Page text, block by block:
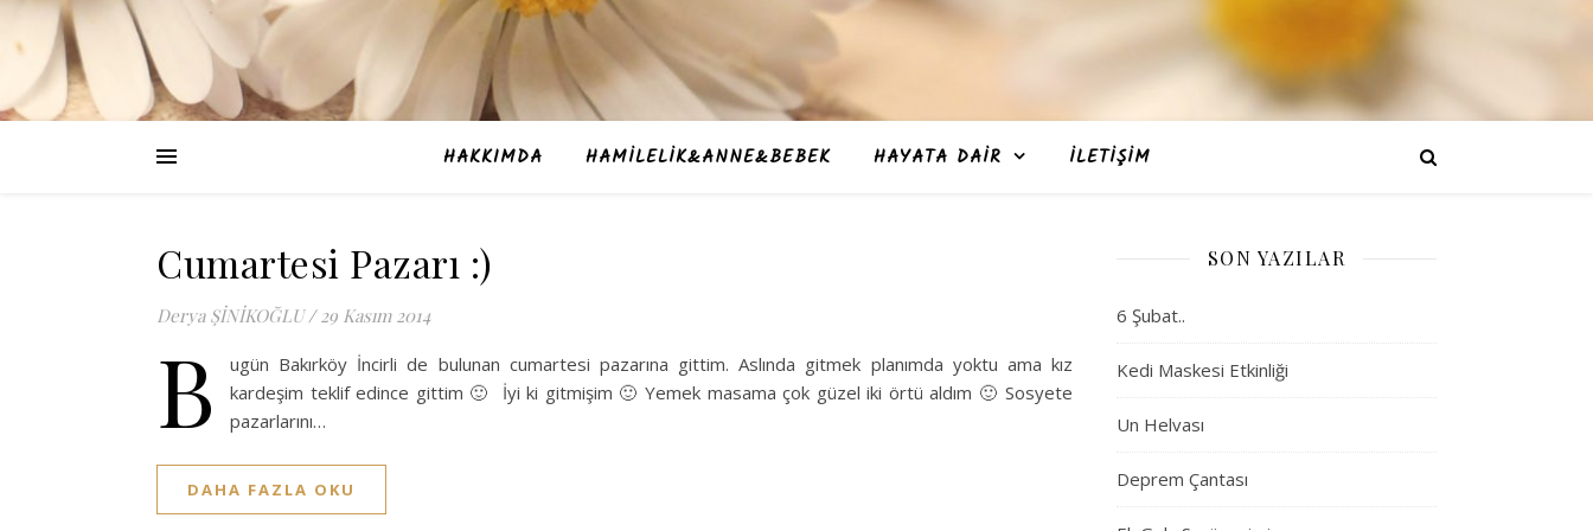
HAKKIMDA HAMILELIK&ANNE&BEBEK HAYATA DAIR İLETIŞIM
Cumartesi Pazarı :)
Derya ŞİNİKOĞLU / 29 Kasım 2014
B
ugün Bakırköy İncirli de bulunan cumartesi pazarına gittim. Aslında gitmek planımda yoktu ama kız
kardeşim teklif edince gittim 🙂 İyi ki gitmişim 🙂 Yemek masama çok güzel iki örtü aldım 🙂 Sosyete
pazarlarını…
DAHA FAZLA OKU
SON YAZILAR
6 Şubat..
Kedi Maskesi Etkinliği
Un Helvası
Deprem Çantası